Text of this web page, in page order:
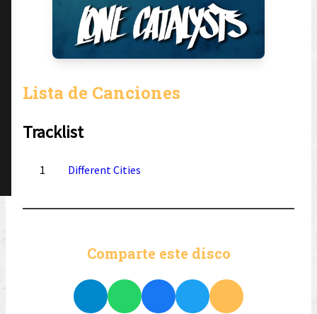
Lista de Canciones
Tracklist
1 Different Cities
Comparte este disco